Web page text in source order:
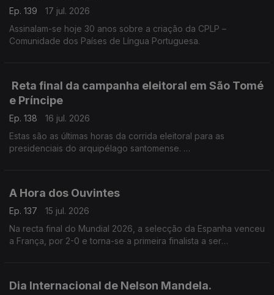
Ep. 139
17 jul. 2026
Assinalam-se hoje 30 anos sobre a criação da CPLP –
Comunidade dos Países de Língua Portuguesa.
Reta final da campanha eleitoral em São Tomé
e Príncipe
Ep. 138
16 jul. 2026
Estas são as últimas horas da corrida eleitoral para as
presidenciais do arquipélago santomense.
A Hora dos Ouvintes
Ep. 137
15 jul. 2026
Na recta final do Mundial 2026, a selecção da Espanha venceu
a França, por 2-0 e torna-se a primeira finalista a ser
Dia Internacional de Nelson Mandela.